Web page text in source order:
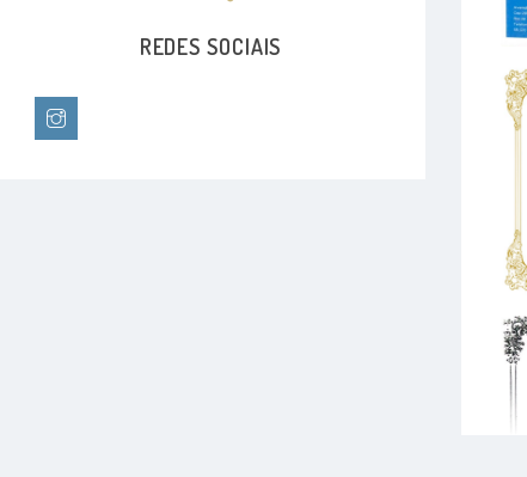
REDES SOCIAIS